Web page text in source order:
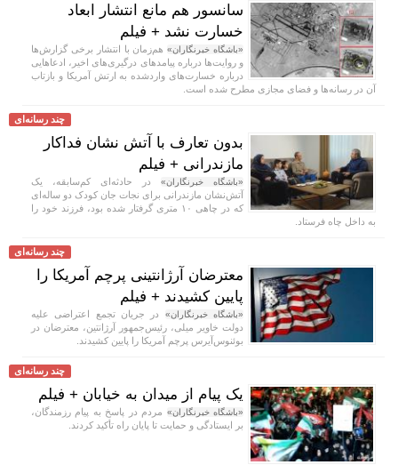
سانسور هم مانع انتشار ابعاد
خسارت نشد + فیلم
«باشگاه خبرنگاران»هم‌زمان با انتشار برخی گزارش‌ها
و روایت‌ها درباره پیامد‌های درگیری‌های اخیر، ادعا‌هایی
درباره خسارت‌های واردشده به ارتش آمریکا و بازتاب
آن در رسانه‌ها و فضای مجازی مطرح شده است.
چند رسانه‌ای
بدون تعارف با آتش نشان فداکار
مازندرانی + فیلم
«باشگاه خبرنگاران» در حادثه‌ای کم‌سابقه، یک
آتش‌نشان مازندرانی برای نجات جان کودک دو ساله‌ای
که در چاهی ۱۰ متری گرفتار شده بود، فرزند خود را
به داخل چاه فرستاد.
چند رسانه‌ای
معترضان آرژانتینی پرچم آمریکا را
پایین کشیدند + فیلم
«باشگاه خبرنگاران» در جریان تجمع اعتراضی علیه
دولت خاویر میلی، رئیس‌جمهور آرژانتین، معترضان در
بوئنوس‌آیرس پرچم آمریکا را پایین کشیدند.
چند رسانه‌ای
یک پیام از میدان به خیابان + فیلم
«باشگاه خبرنگاران» مردم در پاسخ به پیام رزمندگان،
بر ایستادگی و حمایت تا پایان راه تأکید کردند.